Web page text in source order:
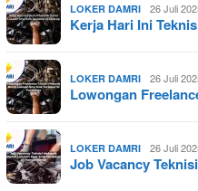
LOKER DAMRI 26 Juli
Kerja Hari Ini
LOKER DAMRI 26 Juli
Lowongan
LOKER DAMRI 26 Juli
Job Vacancy